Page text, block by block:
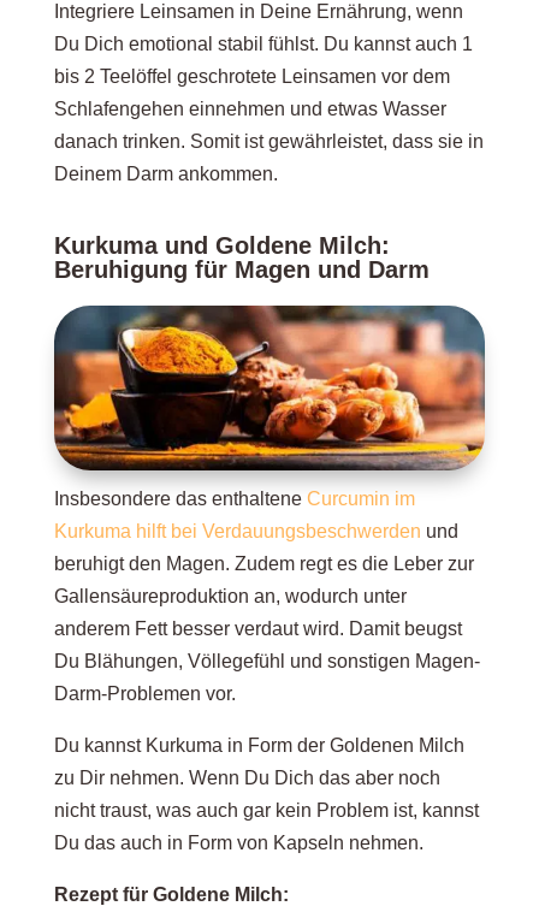
Integriere Leinsamen in Deine Ernährung, wenn
Du Dich emotional stabil fühlst. Du kannst auch 1
bis 2 Teelöffel geschrotete Leinsamen vor dem
Schlafengehen einnehmen und etwas Wasser
danach trinken. Somit ist gewährleistet, dass sie in
Deinem Darm ankommen.
Kurkuma und Goldene Milch:
Beruhigung für Magen und Darm
Insbesondere das enthaltene Curcumin im
Kurkuma hilft bei Verdauungsbeschwerden und
beruhigt den Magen. Zudem regt es die Leber zur
Gallensäureproduktion an, wodurch unter
anderem Fett besser verdaut wird. Damit beugst
Du Blähungen, Völlegefühl und sonstigen Magen-
Darm-Problemen vor.
Du kannst Kurkuma in Form der Goldenen Milch
zu Dir nehmen. Wenn Du Dich das aber noch
nicht traust, was auch gar kein Problem ist, kannst
Du das auch in Form von Kapseln nehmen.
Rezept für Goldene Milch: